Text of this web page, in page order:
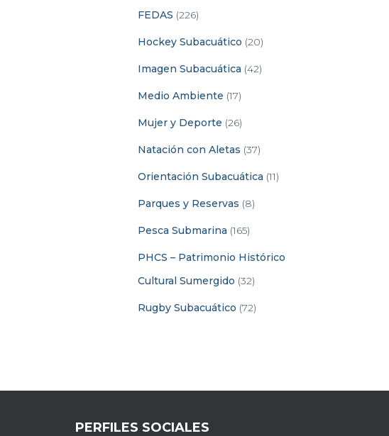
FEDAS (226)
Hockey Subacuático (20)
Imagen Subacuática (42)
Medio Ambiente (17)
Mujer y Deporte (26)
Natación con Aletas (37)
Orientación Subacuática (11)
Parques y Reservas (8)
Pesca Submarina (165)
PHCS – Patrimonio Histórico
Cultural Sumergido (32)
Rugby Subacuático (72)
PERFILES SOCIALES